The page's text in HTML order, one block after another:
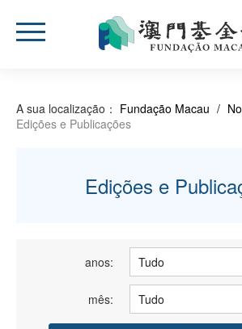
A sua localização： Fundação Macau /
Edições e Publicações
Edições e
anos:
mês: